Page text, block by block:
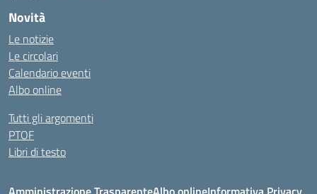
Novità
Le notizie
Le circolari
Calendario eventi
Albo online
Tutti gli argomenti
PTOF
Libri di testo